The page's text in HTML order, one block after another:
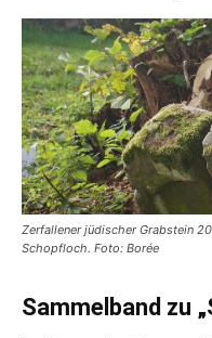
Zerfallener jüdischer Grabstein
Schopfloch. Foto: Borée
Sammelband zu